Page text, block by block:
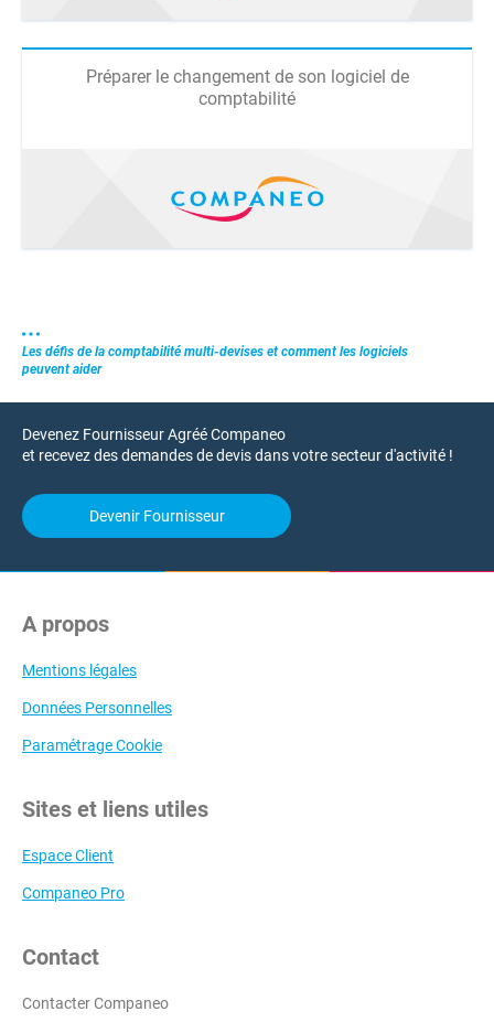
Préparer le changement de son logiciel de
comptabilité
Les défis de la comptabilité multi-devises et comment les logiciels
peuvent aider
Devenez Fournisseur Agréé Companeo
et recevez des demandes de devis dans votre secteur d'activité !
Devenir Fournisseur
A propos
Mentions légales
Données Personnelles
Paramétrage Cookie
Sites et liens utiles
Espace Client
Companeo Pro
Contact
Contacter Companeo